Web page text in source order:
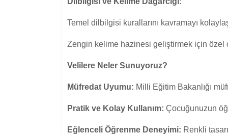
Temel dilbilgisi kurallarını kavramayı
Zengin kelime hazinesi geliştirmek için özel
Velilere Neler Sunuyoruz?
Müfredat Uyumu: Milli Eğitim Bakanlığı
Pratik ve Kolay Kullanım: Çocuğunuzun
Eğlenceli Öğrenme Deneyimi: Renkli